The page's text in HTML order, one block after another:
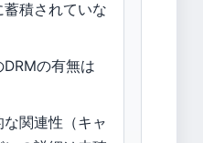
積されていな
の有無は
関連性（キャ